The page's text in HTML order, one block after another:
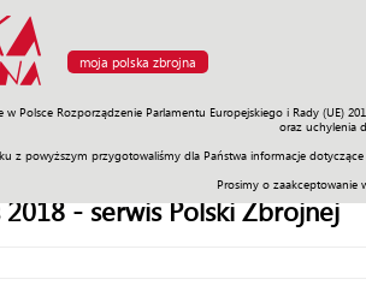
moja polska zbrojna
w Polsce Rozporządzenie Parlamentu Europejskiego i Rady
oraz uchylenia
z powyższym przygotowaliśmy dla Państwa informacje
Prosimy o
Misje Polityka Prawo Świat
2018 - serwis Polski Zbrojnej